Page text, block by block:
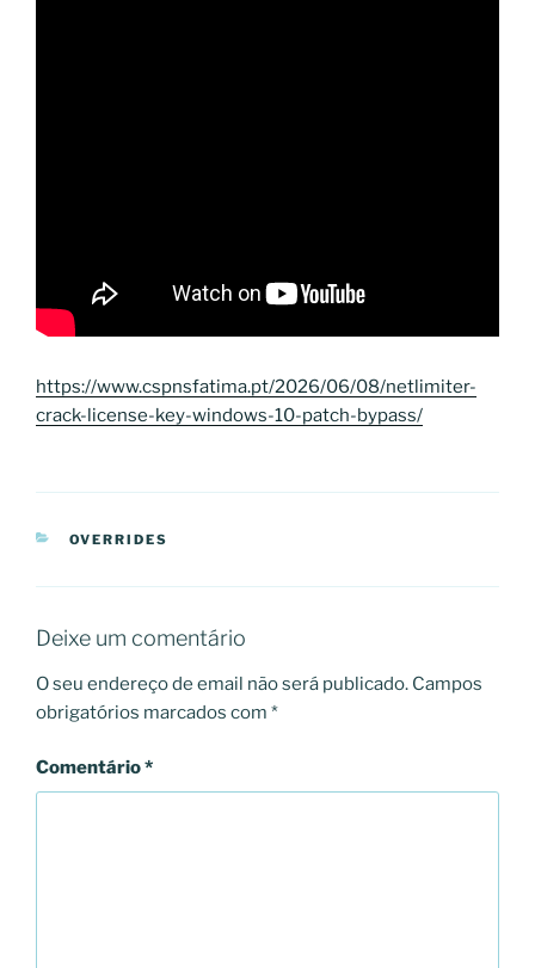
https://www.cspnsfatima.pt/2026/06/08/netlimiter-
crack-license-key-windows-10-patch-bypass/
CATEGORIAS
OVERRIDES
Deixe um comentário
O seu endereço de email não será publicado. Campos
obrigatórios marcados com *
Comentário*